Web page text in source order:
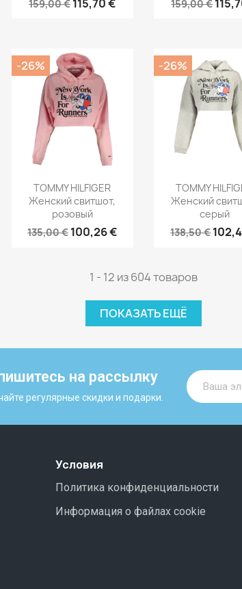
159,00 € 115,70 €
159,00 €
Быстрый просмотр
TOMMY HILFIGER
Женский свитшот,
розовый
135,00 € 100,26 €
-26%
Быстрый
TOMMY
Женский
серый
138,50 €
-26%
1 - 12 из 604 товаров
ПОКАЗАТЬ ЕЩЁ
на рассылку
регулярные скидки и подарки.
Условия
Политика конфиденциальности
Информация о файлах сookie